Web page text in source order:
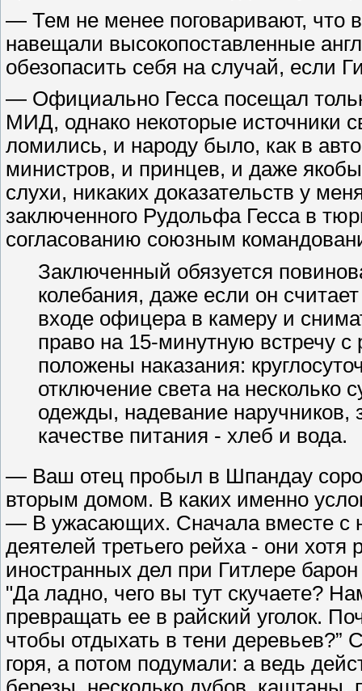
— Тем не менее поговаривают, что
навещали высокопоставленные
обезопасить себя на случай, если
— Официально Гесса посещал
МИД, однако некоторые источники
ломились, и народу было, как в
министров, и принцев, и даже
слухи, никаких доказательств у
заключенного Рудольфа Гесса в
согласованию союзным
Заключенный обязуется
колебания, даже если он
входе офицера в камеру и
право на 15-минутную встречу
положены наказания:
отключение света на несколько
одежды, надевание наручников,
качестве питания - хлеб и вода.
— Ваш отец пробыл в Шпандау
вторым домом. В каких именно
— В ужасающих. Сначала вместе с
деятелей третьего рейха - они
иностранных дел при Гитлере
"Да ладно, чего вы тут скучаете?
превращать ее в райский уголок.
чтобы отдыхать в тени деревьев?”
горя, а потом подумали: а ведь